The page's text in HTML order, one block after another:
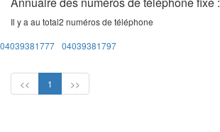
Il y a au total2 numéros de téléphone
04039381777 04039381797
<< 1 >>